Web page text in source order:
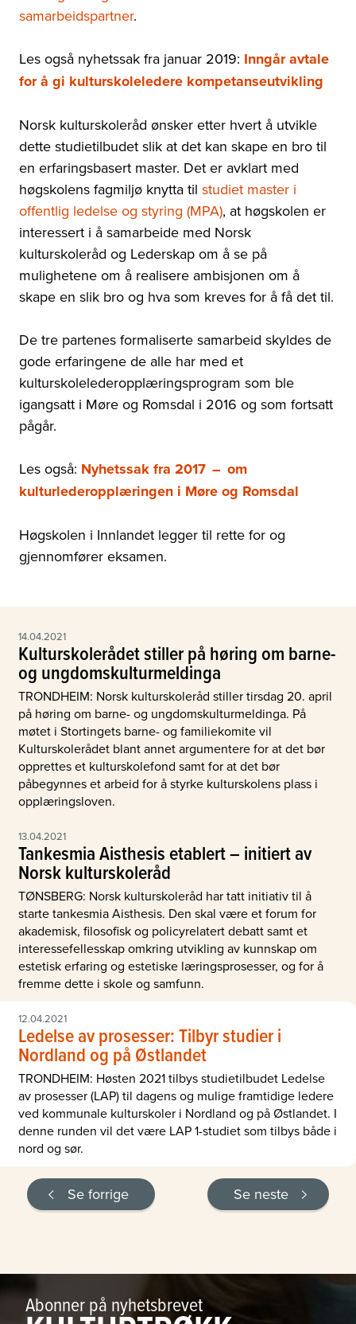
samarbeidspartner.
Les også nyhetssak fra januar 2019: Inngår avtale
for å gi kulturskoleledere kompetanseutvikling
Norsk kulturskoleråd ønsker etter hvert å utvikle
dette studietilbudet slik at det kan skape en bro til
en erfaringsbasert master. Det er avklart med
høgskolens fagmiljø knytta til studiet master i
offentlig ledelse og styring (MPA), at høgskolen er
interessert i å samarbeide med Norsk
kulturskoleråd og Lederskap om å se på
mulighetene om å realisere ambisjonen om å
skape en slik bro og hva som kreves for å få det til.
De tre partenes formaliserte samarbeid skyldes de
gode erfaringene de alle har med et
kulturskolelederopplæringsprogram som ble
igangsatt i Møre og Romsdal i 2016 og som fortsatt
pågår.
Les også: Nyhetssak fra 2017 – om
kulturlederopplæringen i Møre og Romsdal
Høgskolen i Innlandet legger til rette for og
gjennomfører eksamen.
14.04.2021
Kulturskolerådet stiller på høring om barne-
og ungdomskulturmeldinga
TRONDHEIM: Norsk kulturskoleråd stiller tirsdag 20. april
på høring om barne- og ungdomskulturmeldinga. På
møtet i Stortingets barne- og familiekomite vil
Kulturskolerådet blant annet argumentere for at det bør
opprettes et kulturskolefond samt for at det bør
påbegynnes et arbeid for å styrke kulturskolens plass i
opplæringsloven.
13.04.2021
Tankesmia Aisthesis etablert – initiert av
Norsk kulturskoleråd
TØNSBERG: Norsk kulturskoleråd har tatt initiativ til å
starte tankesmia Aisthesis. Den skal være et forum for
akademisk, filosofisk og policyrelatert debatt samt et
interessefellesskap omkring utvikling av kunnskap om
estetisk erfaring og estetiske læringsprosesser, og for å
fremme dette i skole og samfunn.
12.04.2021
Ledelse av prosesser: Tilbyr studier i
Nordland og på Østlandet
TRONDHEIM: Høsten 2021 tilbys studietilbudet Ledelse
av prosesser (LAP) til dagens og mulige framtidige ledere
ved kommunale kulturskoler i Nordland og på Østlandet. I
denne runden vil det være LAP 1-studiet som tilbys både i
nord og sør.
Se forrige Se neste
Abonner på nyhetsbrevet